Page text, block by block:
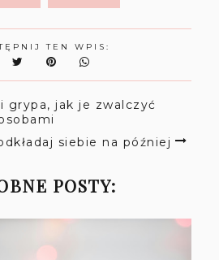
TEN WPIS:
grypa, jak je zwalczyć
siebie na później
POSTY: